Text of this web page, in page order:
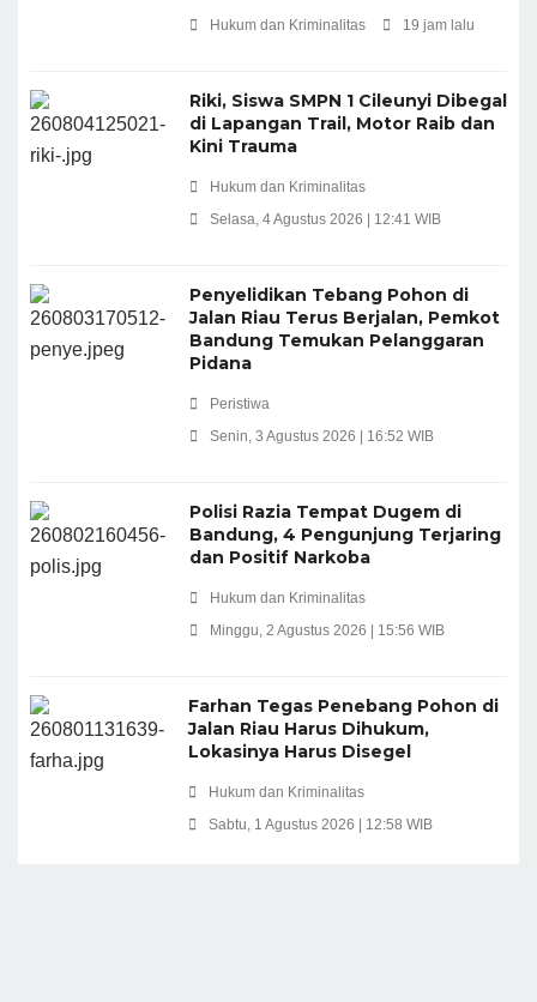
Hukum dan Kriminalitas 19 jam lalu
Riki, Siswa SMPN 1 Cileunyi Dibegal
di Lapangan Trail, Motor Raib dan
Kini Trauma
Hukum dan Kriminalitas
Selasa, 4 Agustus 2026 | 12:41 WIB
Penyelidikan Tebang Pohon di
Jalan Riau Terus Berjalan, Pemkot
Bandung Temukan Pelanggaran
Pidana
Peristiwa
Senin, 3 Agustus 2026 | 16:52 WIB
Polisi Razia Tempat Dugem di
Bandung, 4 Pengunjung Terjaring
dan Positif Narkoba
Hukum dan Kriminalitas
Minggu, 2 Agustus 2026 | 15:56 WIB
Farhan Tegas Penebang Pohon di
Jalan Riau Harus Dihukum,
Lokasinya Harus Disegel
Hukum dan Kriminalitas
Sabtu, 1 Agustus 2026 | 12:58 WIB